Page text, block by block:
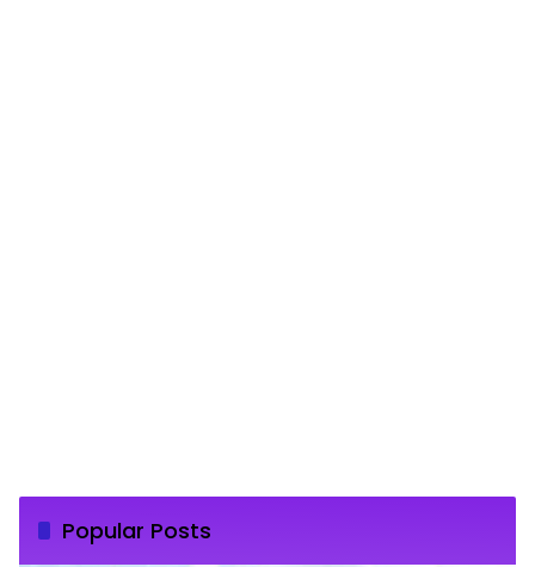
Popular Posts